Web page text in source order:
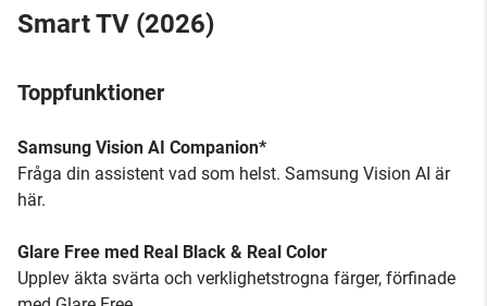
Smart TV (2026)
Toppfunktioner
Samsung Vision AI Companion*
Fråga din assistent vad som helst. Samsung Vision AI är
här.
Glare Free med Real Black & Real Color
Upplev äkta svärta och verklighetstrogna färger, förfinade